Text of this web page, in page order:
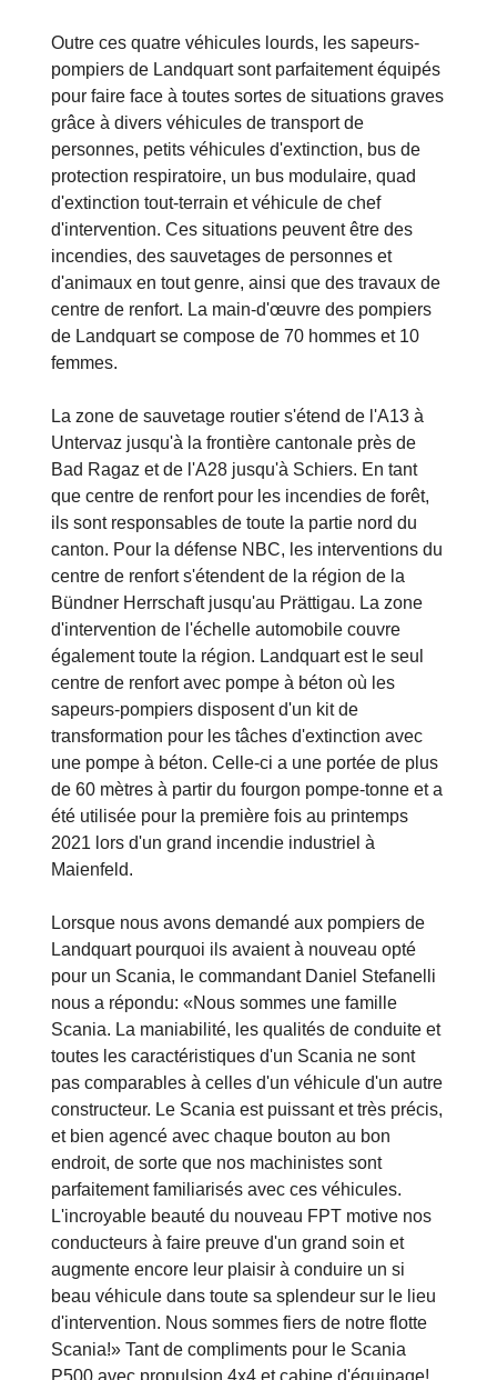
Outre ces quatre véhicules lourds, les sapeurs-
pompiers de Landquart sont parfaitement équipés
pour faire face à toutes sortes de situations graves
grâce à divers véhicules de transport de
personnes, petits véhicules d'extinction, bus de
protection respiratoire, un bus modulaire, quad
d'extinction tout-terrain et véhicule de chef
d'intervention. Ces situations peuvent être des
incendies, des sauvetages de personnes et
d'animaux en tout genre, ainsi que des travaux de
centre de renfort. La main-d'œuvre des pompiers
de Landquart se compose de 70 hommes et 10
femmes.
La zone de sauvetage routier s'étend de l'A13 à
Untervaz jusqu'à la frontière cantonale près de
Bad Ragaz et de l'A28 jusqu'à Schiers. En tant
que centre de renfort pour les incendies de forêt,
ils sont responsables de toute la partie nord du
canton. Pour la défense NBC, les interventions du
centre de renfort s'étendent de la région de la
Bündner Herrschaft jusqu'au Prättigau. La zone
d'intervention de l'échelle automobile couvre
également toute la région. Landquart est le seul
centre de renfort avec pompe à béton où les
sapeurs-pompiers disposent d'un kit de
transformation pour les tâches d'extinction avec
une pompe à béton. Celle-ci a une portée de plus
de 60 mètres à partir du fourgon pompe-tonne et a
été utilisée pour la première fois au printemps
2021 lors d'un grand incendie industriel à
Maienfeld.
Lorsque nous avons demandé aux pompiers de
Landquart pourquoi ils avaient à nouveau opté
pour un Scania, le commandant Daniel Stefanelli
nous a répondu: «Nous sommes une famille
Scania. La maniabilité, les qualités de conduite et
toutes les caractéristiques d'un Scania ne sont
pas comparables à celles d'un véhicule d'un autre
constructeur. Le Scania est puissant et très précis,
et bien agencé avec chaque bouton au bon
endroit, de sorte que nos machinistes sont
parfaitement familiarisés avec ces véhicules.
L'incroyable beauté du nouveau FPT motive nos
conducteurs à faire preuve d'un grand soin et
augmente encore leur plaisir à conduire un si
beau véhicule dans toute sa splendeur sur le lieu
d'intervention. Nous sommes fiers de notre flotte
Scania!» Tant de compliments pour le Scania
P500 avec propulsion 4x4 et cabine d'équipage!